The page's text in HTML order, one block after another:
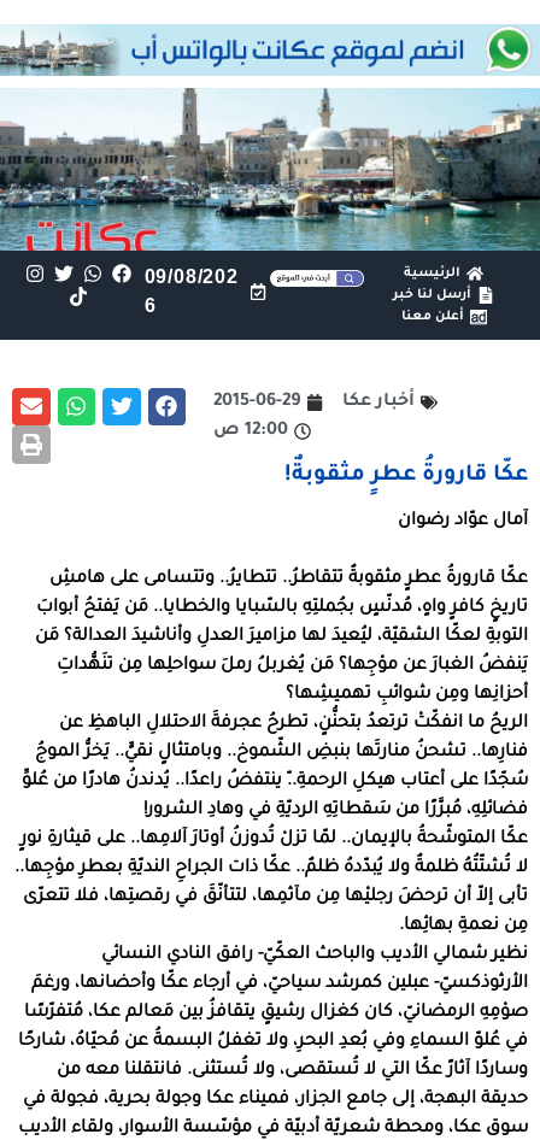
الرئيسية
أرسل لنا خبر
أعلن معنا
09/08/202
6
أخبار عكا
2015-06-29
12:00 ص
عكّا قارورةُ عطرٍ مثقوبةٌ!
آمال عوّاد رضوان
عكّا قارورةُ عطرٍ مثقوبةٌ تتقاطرُ.. تتطايرُ.. وتتسامى على هامشِ
تاريخٍ كافرٍ واهٍ، مُدنّسٍ بجُملتِهِ بالسّبايا والخطايا.. مَن يَفتحُ أبوابَ
التوبةِ لعكّا الشقيّة، ليُعيدَ لها مزاميرَ العدلِ وأناشيدَ العدالة؟ مَن
يَنفضُ الغبارَ عن موْجِها؟ مَن يُغربلُ رملَ سواحلِها مِن تنَهُّداتِ
أحزانِها ومِن شوائبِ تهميشِها؟
الريحُ ما انفكّتْ ترتعدُ بتحنُّنٍ، تطرحُ عجرفةَ الاحتلالِ الباهظِ عن
فنارِها.. تشحنُ منارتَها بنبضِ الشّموخ.. وبامتثالٍ نقيٍّ.. يَخرُّ الموجُ
سُجّدًا على أعتاب هيكلِ الرحمةِ..ّ ينتفضُ راعدًا.. يُدندنُ هادرًا من عُلوِّ
فضائلِهِ، مُبرَّرًا من سَقطاتِهِ الرديّةِ في وهادِ الشرور!
عكّا المتوشّحةُ بالإيمان.. لمّا تزلْ تُدوزنُ أوتارَ آلامِها.. على قيثارةِ نورٍ
لا تُشتّتُهُ ظلمةٌ ولا يُبدّدهُ ظلمٌ.. عكّا ذات الجراحِ النديّةِ بعطرِ موْجِها..
تأبى إلاّ أن ترحضَ رجليْها مِن مآثمِها، لتتأنّقَ في رقصتِها، فلا تتعرّى
مِن نعمةِ بهائِها.
نظير شمالي الأديب والباحث العكّيّ- رافق النادي النسائي
الأرثوذكسيّ- عبلين كمرشد سياحيّ، في أرجاء عكّا وأحضانها، ورغمَ
صوْمِهِ الرمضانيّ، كان كغزال رشيقٍ يتقافزُ بين مَعالم عكا، مُتفرّسًا
في عُلوّ السماءِ وفي بُعدِ البحرِ، ولا تغفلُ البسمةُ عن مُحيّاهُ، شارحًا
وساردًا آثارً عكّا التي لا تُستقصى، ولا تُستثنى. فانتقلنا معه من
حديقة البهجة، إلى جامع الجزار، فميناء عكا وجولة بحرية، فجولة في
سوق عكا، ومحطة شعريّة أدبيّة في مؤسّسة الأسوار، ولقاء الأديب